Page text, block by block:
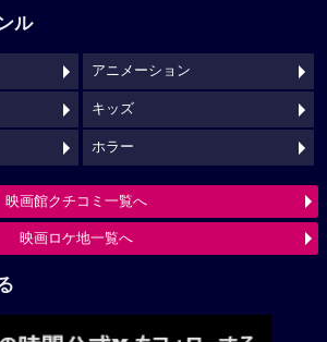
ル
アニメーション
キッズ
ホラー
映画館クチコミ一覧へ
映画ロケ地一覧へ